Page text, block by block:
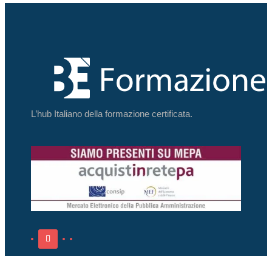
L’hub Italiano della formazione certificata.